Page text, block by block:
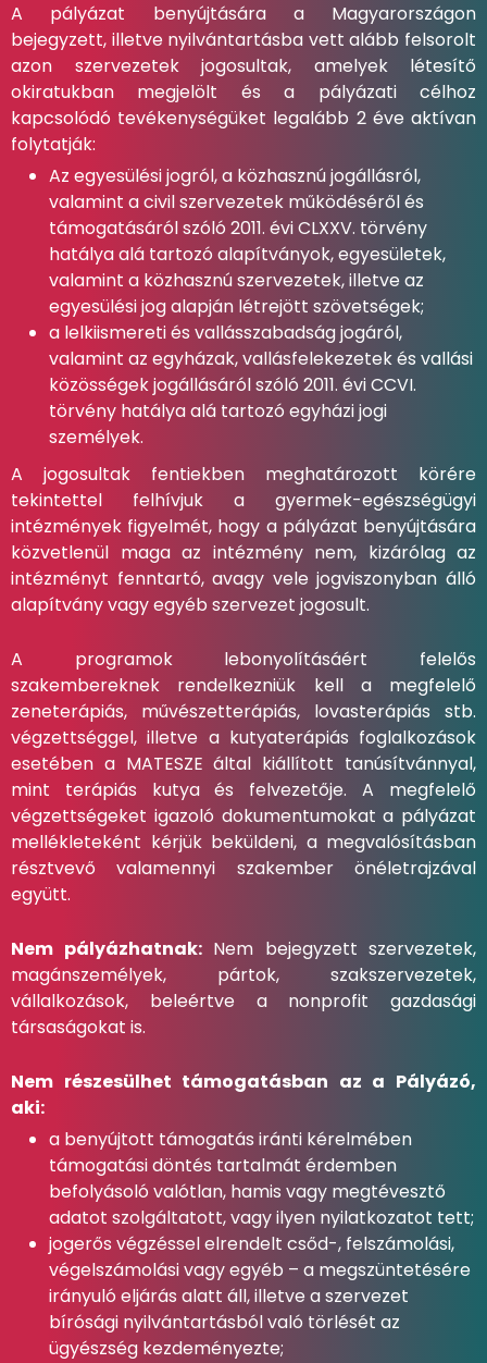
A pályázat benyújtására a Magyarországon
bejegyzett, illetve nyilvántartásba vett alább felsorolt
azon szervezetek jogosultak, amelyek létesítő
okiratukban megjelölt és a pályázati célhoz
kapcsolódó tevékenységüket legalább 2 éve aktívan
folytatják:
Az egyesülési jogról, a közhasznú jogállásról,
valamint a civil szervezetek működéséről és
támogatásáról szóló 2011. évi CLXXV. törvény
hatálya alá tartozó alapítványok, egyesületek,
valamint a közhasznú szervezetek, illetve az
egyesülési jog alapján létrejött szövetségek;
a lelkiismereti és vallásszabadság jogáról,
valamint az egyházak, vallásfelekezetek és vallási
közösségek jogállásáról szóló 2011. évi CCVI.
törvény hatálya alá tartozó egyházi jogi
személyek.
A jogosultak fentiekben meghatározott körére
tekintettel felhívjuk a gyermek-egészségügyi
intézmények figyelmét, hogy a pályázat benyújtására
közvetlenül maga az intézmény nem, kizárólag az
intézményt fenntartó, avagy vele jogviszonyban álló
alapítvány vagy egyéb szervezet jogosult.
A programok lebonyolításáért felelős
szakembereknek rendelkezniük kell a megfelelő
zeneterápiás, művészetterápiás, lovasterápiás stb.
végzettséggel, illetve a kutyaterápiás foglalkozások
esetében a MATESZE által kiállított tanúsítvánnyal,
mint terápiás kutya és felvezetője. A megfelelő
végzettségeket igazoló dokumentumokat a pályázat
mellékleteként kérjük beküldeni, a megvalósításban
résztvevő valamennyi szakember önéletrajzával
együtt.
Nem pályázhatnak:Nem bejegyzett szervezetek,
magánszemélyek, pártok, szakszervezetek,
vállalkozások, beleértve a nonprofit gazdasági
társaságokat is.
Nem részesülhet támogatásban az a Pályázó,
aki:
a benyújtott támogatás iránti kérelmében
támogatási döntés tartalmát érdemben
befolyásoló valótlan, hamis vagy megtévesztő
adatot szolgáltatott, vagy ilyen nyilatkozatot tett;
jogerős végzéssel elrendelt csőd-, felszámolási,
végelszámolási vagy egyéb – a megszüntetésére
irányuló eljárás alatt áll, illetve a szervezet
bírósági nyilvántartásból való törlését az
ügyészség kezdeményezte;